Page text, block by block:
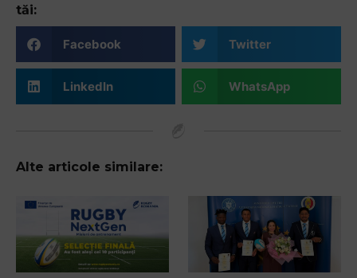
tăi:
Facebook Twitter
LinkedIn WhatsApp
Alte articole similare: